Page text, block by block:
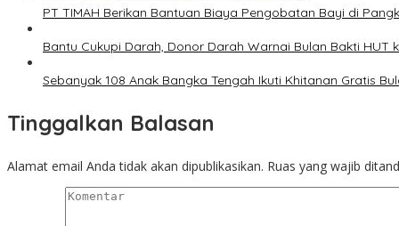
PT TIMAH Berikan Bantuan Biaya Pengobatan Bayi di
Bantu Cukupi Darah, Donor Darah Warnai Bulan Bakti HUT
Sebanyak 108 Anak Bangka Tengah Ikuti Khitanan Gratis
Tinggalkan Balasan
Alamat email Anda tidak akan dipublikasikan. Ruas yang wajib